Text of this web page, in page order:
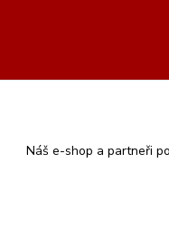
Náš e-shop a partneři